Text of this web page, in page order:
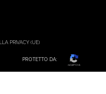
PRIVACY (UE)
PROTETTO DA: